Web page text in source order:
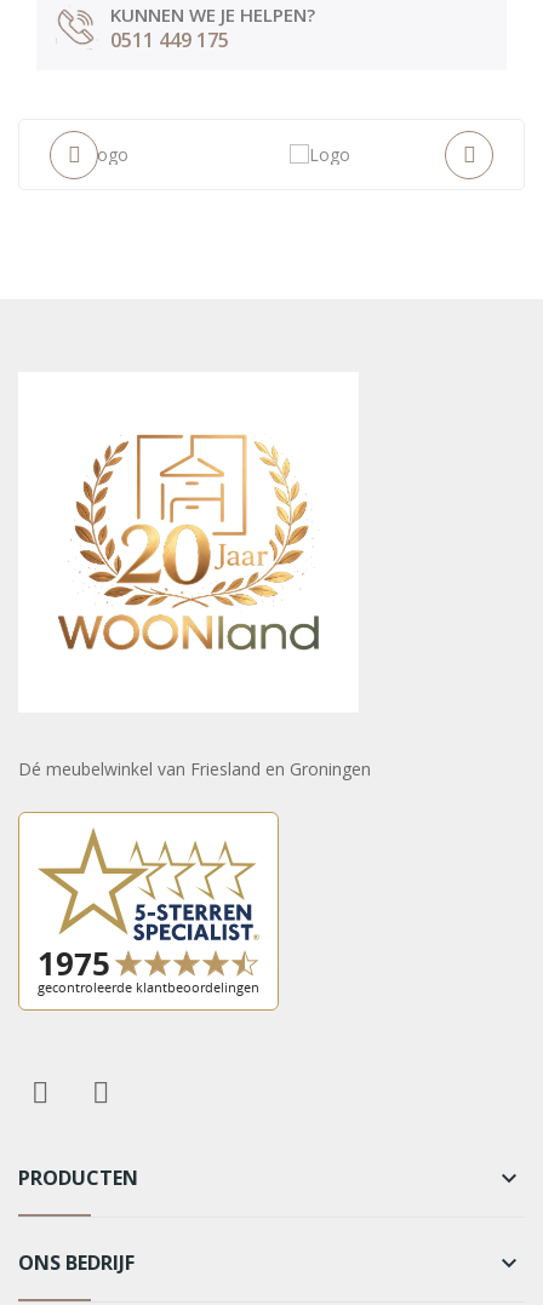
KUNNEN WE JE HELPEN?
0511 449 175
Dé meubelwinkel van Friesland en Groningen
PRODUCTEN keyboard_arrow_down
ONS BEDRIJF keyboard_arrow_down